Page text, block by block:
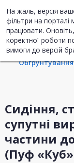
На жаль, версія
фільтри на
працювати.
коректної роботи
вимоги до версій
Обгрунтування
Сидіння,
супутні
частини
(Пуф